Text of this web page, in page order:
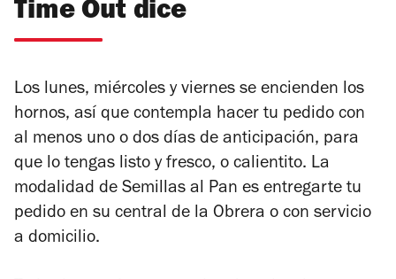
Time Out dice
Los lunes, miércoles y viernes se encienden los
hornos, así que contempla hacer tu pedido con
al menos uno o dos días de anticipación, para
que lo tengas listo y fresco, o calientito. La
modalidad de Semillas al Pan es entregarte tu
pedido en su central de la Obrera o con servicio
a domicilio.